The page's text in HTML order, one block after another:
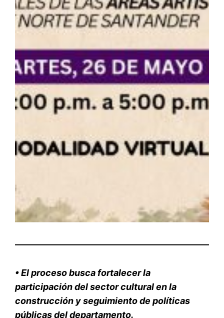
•El proceso busca fortalecer la
participación del sector cultural en la
construcción y seguimiento de políticas
públicas del departamento.